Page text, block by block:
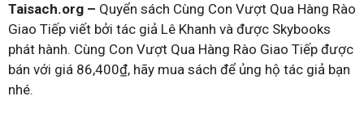
Taisach.org – Quyển sách Cùng Con Vượt Qua Hàng Rào
Giao Tiếp viết bởi tác giả Lê Khanh và được Skybooks
phát hành. Cùng Con Vượt Qua Hàng Rào Giao Tiếp được
bán với giá 86,400₫, hãy mua sách để ủng hộ tác giả bạn
nhé.